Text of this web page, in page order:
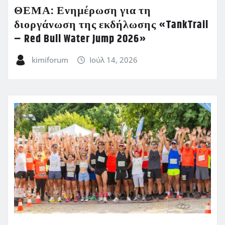
ΘΕΜΑ: Ενημέρωση για τη
διοργάνωση της εκδήλωσης «TankTrail
– Red Bull Water Jump 2026»
kimiforum Ιούλ 14, 2026